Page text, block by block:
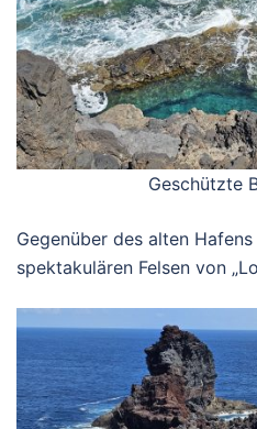
Geschützte
Gegenüber des alten
spektakulären Felsen von